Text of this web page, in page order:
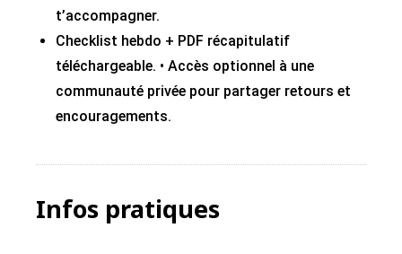
t’accompagner.
Checklist hebdo + PDF récapitulatif
téléchargeable. • Accès optionnel à une
communauté privée pour partager retours et
encouragements.
Infos pratiques